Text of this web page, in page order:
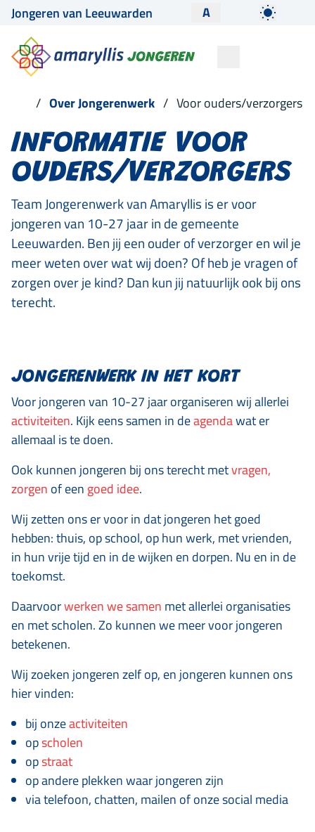
Jongeren van Leeuwarden A
Over Jongerenwerk Voor ouders/verzorgers
INFORMATIE VOOR
OUDERS/VERZORGERS
Team Jongerenwerk van Amaryllis is er voor
jongeren van 10-27 jaar in de gemeente
Leeuwarden. Ben jij een ouder of verzorger en wil je
meer weten over wat wij doen? Of heb je vragen of
zorgen over je kind? Dan kun jij natuurlijk ook bij ons
terecht.
JONGERENWERK IN HET KORT
Voor jongeren van 10-27 jaar organiseren wij allerlei
activiteiten. Kijk eens samen in deagendawat er
allemaal is te doen.
Ook kunnen jongeren bij ons terecht metvragen,
zorgen of een goed idee.
Wij zetten ons er voor in dat jongeren het goed
hebben: thuis, op school, op hun werk, met vrienden,
in hun vrije tijd en in de wijken en dorpen. Nu en in de
toekomst.
Daarvoorwerken we samen met allerlei organisaties
en met scholen. Zo kunnen we meer voor jongeren
betekenen.
Wij zoeken jongeren zelf op, en jongeren kunnen ons
hier vinden:
bij onzeactiviteiten
opscholen
opstraat
op andere plekken waar jongeren zijn
via telefoon, chatten, mailen of onze social media